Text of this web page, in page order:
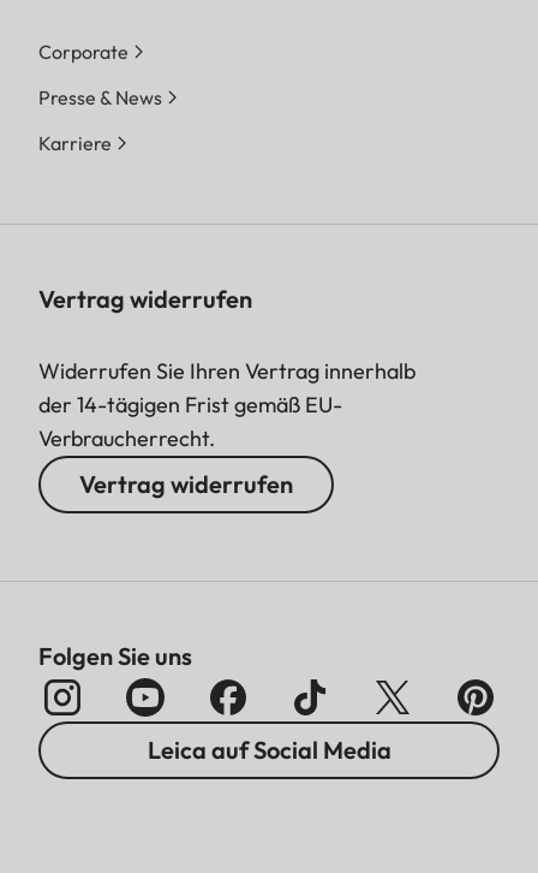
Corporate
Presse & News
Karriere
Vertrag widerrufen
Widerrufen Sie Ihren Vertrag innerhalb
der 14-tägigen Frist gemäß EU-
Verbraucherrecht.
Vertrag widerrufen
Folgen Sie uns
Leica auf Social Media